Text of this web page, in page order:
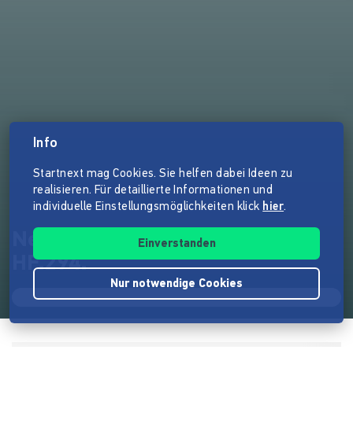
Neues Holz für "MALTZAHN"
HF.294.
Info
Startnext mag Cookies. Sie helfen dabei Ideen zu
realisieren. Für detaillierte Informationen und
individuelle Einstellungsmöglichkeiten klick hier.
Einverstanden
Nur notwendige Cookies